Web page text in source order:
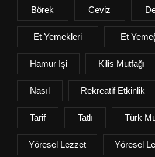
Börek Ceviz
Et Yemekleri Et
Hamur Işi Kilis Mutfağı
Nasıl Rekreatif Etkinlik
Tarif Tatlı Türk
Yöresel Lezzet Yöresel